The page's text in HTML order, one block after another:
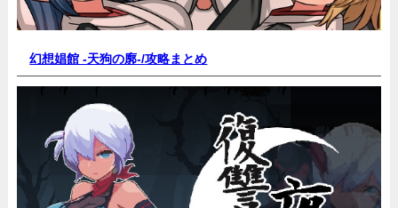
幻想娼館 -天狗の廓-/攻略まとめ